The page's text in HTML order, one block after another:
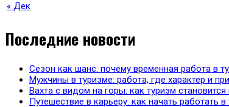
« Дек
Последние новости
Сезон как шанс: почему временная работа в
Мужчины в туризме: работа, где характер и
Вахта с видом на горы: как туризм
Путешествие в карьеру: как начать работать